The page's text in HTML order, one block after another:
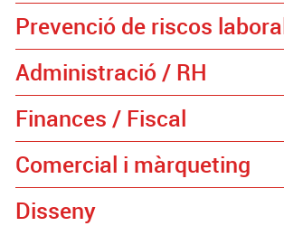
Prevenció de riscos
Administració / RH
Finances / Fiscal
Comercial i màrqueting
Disseny